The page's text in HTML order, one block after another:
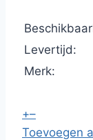
Levertijd:
Merk:
+–
Toevoegen